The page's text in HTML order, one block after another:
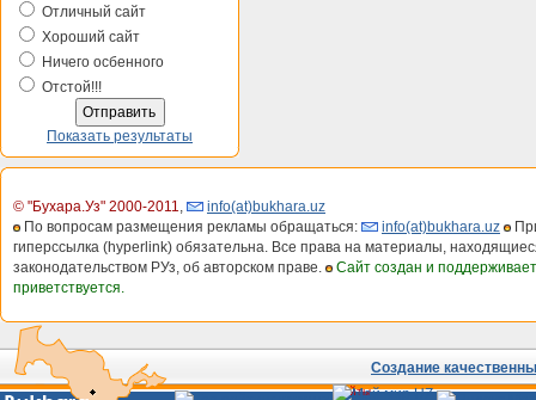
Отличный сайт
Хороший сайт
Ничего осбенного
Отстой!!!
Показать результаты
© "Бухара.Уз" 2000-2011,
info(at)bukhara.uz
По вопросам размещения рекламы обращаться:
info(at)bukhara.uz
гиперссылка (hyperlink) обязательна. Все права на материалы,
законодательством РУз, об авторском праве.
Сайт создан и
приветствуется.
Создание
Сайты